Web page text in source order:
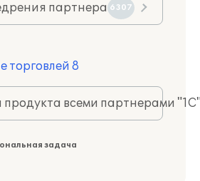
партнера 6307
торговлей 8
продукта всеми партнерами
задача